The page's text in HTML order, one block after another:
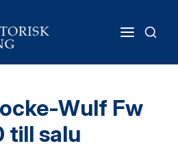
Wulf Fw
till salu